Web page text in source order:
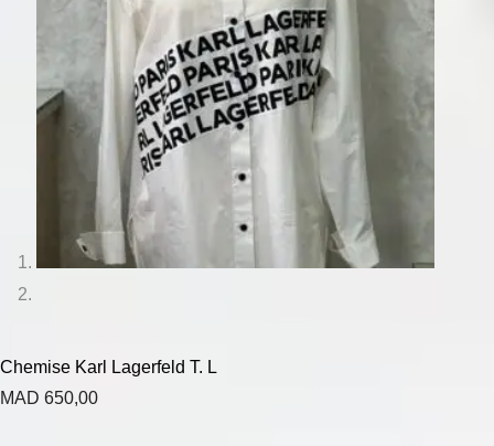
Chemise Karl Lagerfeld T. L
MAD 650,00